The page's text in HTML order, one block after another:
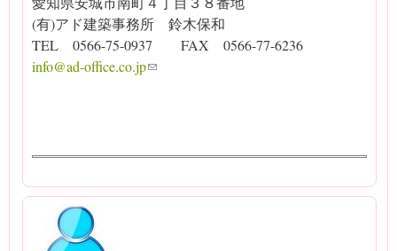
(有)アド建築事務所 鈴木保和
TEL 0566-75-0937 FAX 0566-77-6236
info@ad-office.co.jp(link sends e-mail)